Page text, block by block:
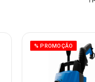
% PROMOÇÃO